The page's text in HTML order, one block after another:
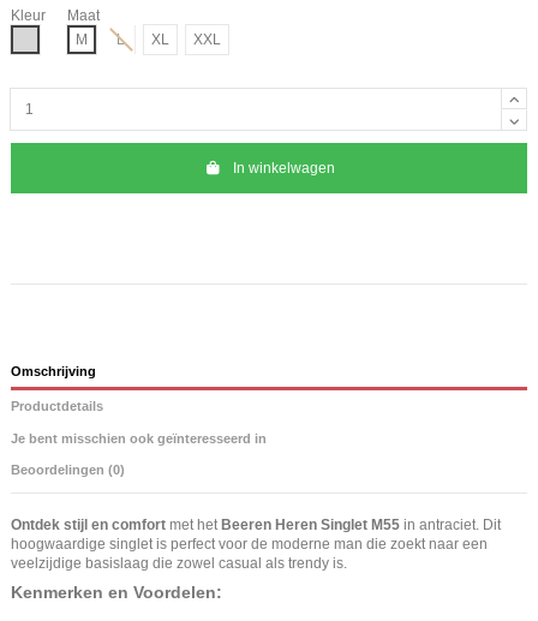
Kleur
Maat
M
L XL XXL
In winkelwagen
Omschrijving
Productdetails
Je bent misschien ook geïnteresseerd in
Beoordelingen (0)
Ontdek stijl en comfort met hetBeeren Heren Singlet M55 in antraciet. Dit
hoogwaardige singlet is perfect voor de moderne man die zoekt naar een
veelzijdige basislaag die zowel casual als trendy is.
Kenmerken en Voordelen: